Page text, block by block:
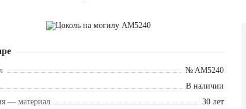
№ AM5240
В наличии
— материал
30 лет